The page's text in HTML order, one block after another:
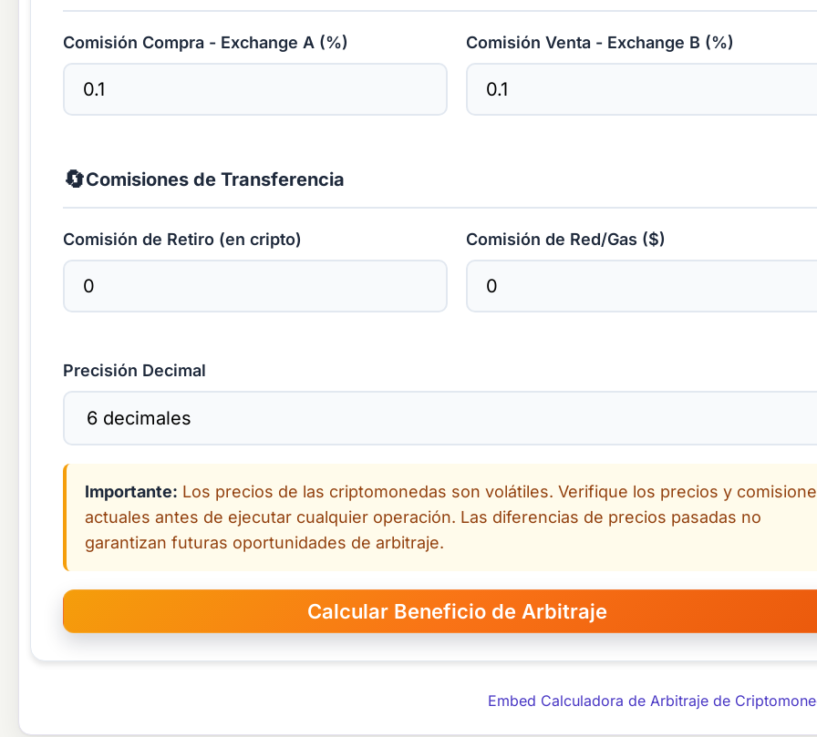
Comisión Compra - Exchange A (%) Comisión Venta - Exchange B (%)
🔄Comisiones de Transferencia
Comisión de Retiro (en cripto) Comisión de Red/Gas ($)
Precisión Decimal
Importante: Los precios de las criptomonedas son volátiles. Verifique los precios y
actuales antes de ejecutar cualquier operación. Las diferencias de precios pasadas no
garantizan futuras oportunidades de arbitraje.
Embed Calculadora de Arbitraje de